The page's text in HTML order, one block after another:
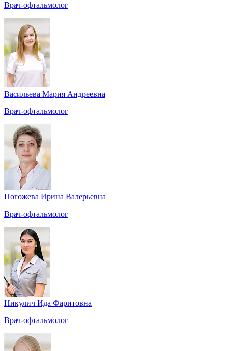
Врач-офтальмолог
Васильева Мария Андреевна
Врач-офтальмолог
Погожева Ирина Валерьевна
Врач-офтальмолог
Никулич Ида Фаритовна
Врач-офтальмолог